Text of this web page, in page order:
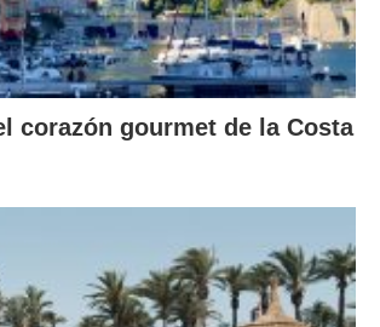
corazón gourmet de la Costa